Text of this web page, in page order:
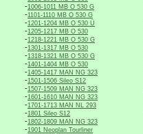
-1006-1011 MB O 530 G
-1101-1110 MB O 530 G
-1201-1204 MB O 530 Ü
-1205-1217 MB O 530
-1218-1221 MB O 530 G
-1301-1317 MB O 530
-1318-1321 MB O 530 G
-1401-1404 MB O 530
-1405-1417 MAN NG 323
-1501-1506 Sileo S12
-1507-1509 MAN NG 323
-1601-1610 MAN NG 323
-1701-1713 MAN NL 293
-1801 Sileo S12
-1802-1809 MAN NG 323
-1901 Neoplan Tourliner